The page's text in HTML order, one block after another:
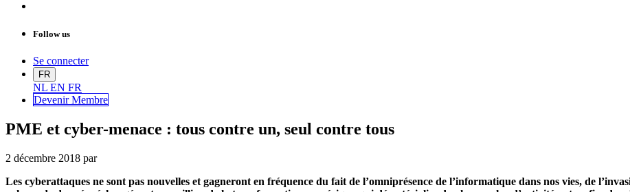
Follow us
Se connecter
FR
NL EN FR
Devenir Membre
PME et cyber-menace : tous contre un, seul contre tous
2 décembre 2018 par
Les cyberattaques ne sont pas nouvelles et gagneront en fréquence du fait de l’omniprésence de l’informatique dans nos vies, de